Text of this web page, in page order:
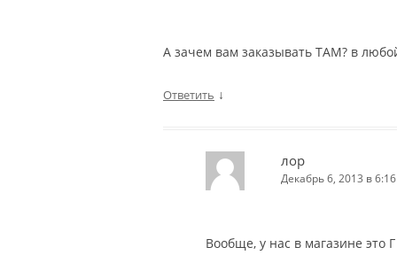
А зачем вам заказывать ТАМ? в
Ответить ↓
лор
Декабрь 6, 2013 в
Вообще, у нас в магазине это